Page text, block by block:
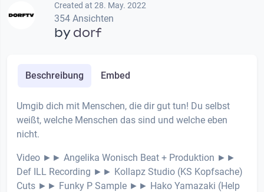
Created at 28. May. 2022
354 Ansichten
bydorf
Beschreibung Embed
Umgib dich mit Menschen, die dir gut tun! Du selbst
weißt, welche Menschen das sind und welche eben
nicht.
Video ►► Angelika Wonisch Beat + Produktion ►►
Def ILL Recording ►► Kollapz Studio (KS Kopfsache)
Cuts ►► Funky P Sample ►► Hako Yamazaki (Help